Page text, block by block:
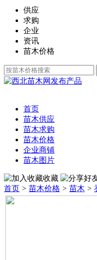
供应
求购
企业
资讯
苗木价格
发布产品
首页
苗木供应
苗木求购
苗木价格
企业商铺
苗木图片
收藏
首页 > 苗木价格 > 苗木 >